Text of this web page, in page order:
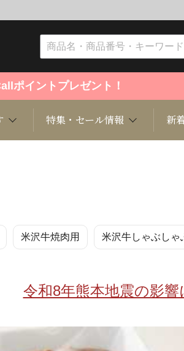
ポイントプレゼント！
和菓子 総菜
ファッション 定
特集・セール情報 新
米沢牛焼肉用 米沢牛しゃぶしゃ
令和8年熊本地震の影